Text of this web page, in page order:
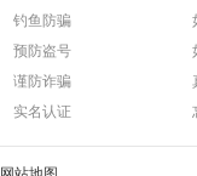
钓鱼防骗
预防盗号
谨防诈骗
实名认证